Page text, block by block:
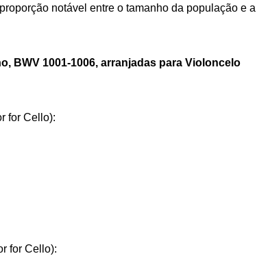
notável entre o tamanho da população e a
BWV 1001-1006, arranjadas para Violoncelo
for Cello):
for Cello):